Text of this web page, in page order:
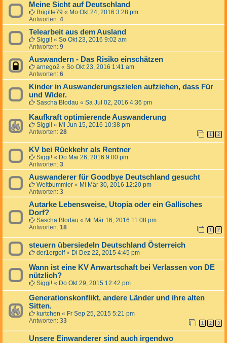
Meine Sicht auf Deutschland
Brigitte79 « Mo Okt 24, 2016 3:28 pm
Antworten: 4
Telearbeit aus dem Ausland
Siggi! « So Okt 23, 2016 9:02 am
Antworten: 9
Auswandern - Das Risiko einschätzen
arnego2 « So Okt 23, 2016 1:41 am
Antworten: 6
Kinder in Auswanderungszielen aufziehen, dass Für
und Wider.
Sascha Blodau « Sa Jul 02, 2016 4:36 pm
Kaufkraft optimierende Auswanderung
Siggi! « Mi Jun 15, 2016 10:38 pm
Antworten: 28 1 2
KV bei Rückkehr als Rentner
Siggi! « Do Mai 26, 2016 9:00 pm
Antworten: 3
Auswanderer für Goodbye Deutschland gesucht
Weltbummler « Mi Mär 30, 2016 12:20 pm
Antworten: 3
Autarke Lebensweise, Utopia oder ein Gallisches
Dorf?
Sascha Blodau « Mi Mär 16, 2016 11:08 pm
Antworten: 18 1 2
steuern übersiedeln Deutschland Österreich
der1ergolf« Di Dez 22, 2015 4:45 pm
Wann ist eine KV Anwartschaft bei Verlassen von DE
nützlich?
Siggi! « Do Okt 29, 2015 12:42 pm
Generationskonflikt, andere Länder und ihre alten
Sitten.
kurtchen « Fr Sep 25, 2015 5:21 pm
Antworten: 33 1 2 3
Unsere Einwanderer sind auch irgendwo